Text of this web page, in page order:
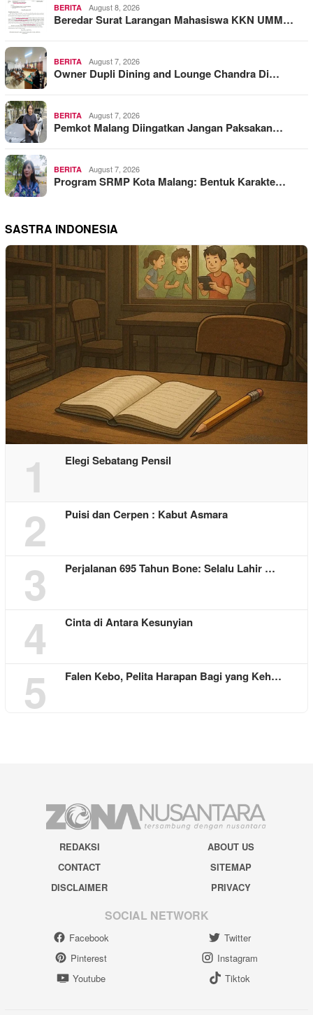
BERITA August 8, 2026
Beredar Surat Larangan Mahasiswa KKN UMM…
BERITA August 7, 2026
Owner Dupli Dining and Lounge Chandra Di…
BERITA August 7, 2026
Pemkot Malang Diingatkan Jangan Paksakan…
BERITA August 7, 2026
Program SRMP Kota Malang: Bentuk Karakte…
SASTRA INDONESIA
1 Elegi Sebatang Pensil
2 Puisi dan Cerpen : Kabut Asmara
3 Perjalanan 695 Tahun Bone: Selalu Lahir …
4 Cinta di Antara Kesunyian
5 Falen Kebo, Pelita Harapan Bagi yang Keh…
REDAKSI
ABOUT US
CONTACT
SITEMAP
DISCLAIMER
PRIVACY
SOCIAL NETWORK
Facebook
Twitter
Pinterest
Instagram
Youtube
Tiktok